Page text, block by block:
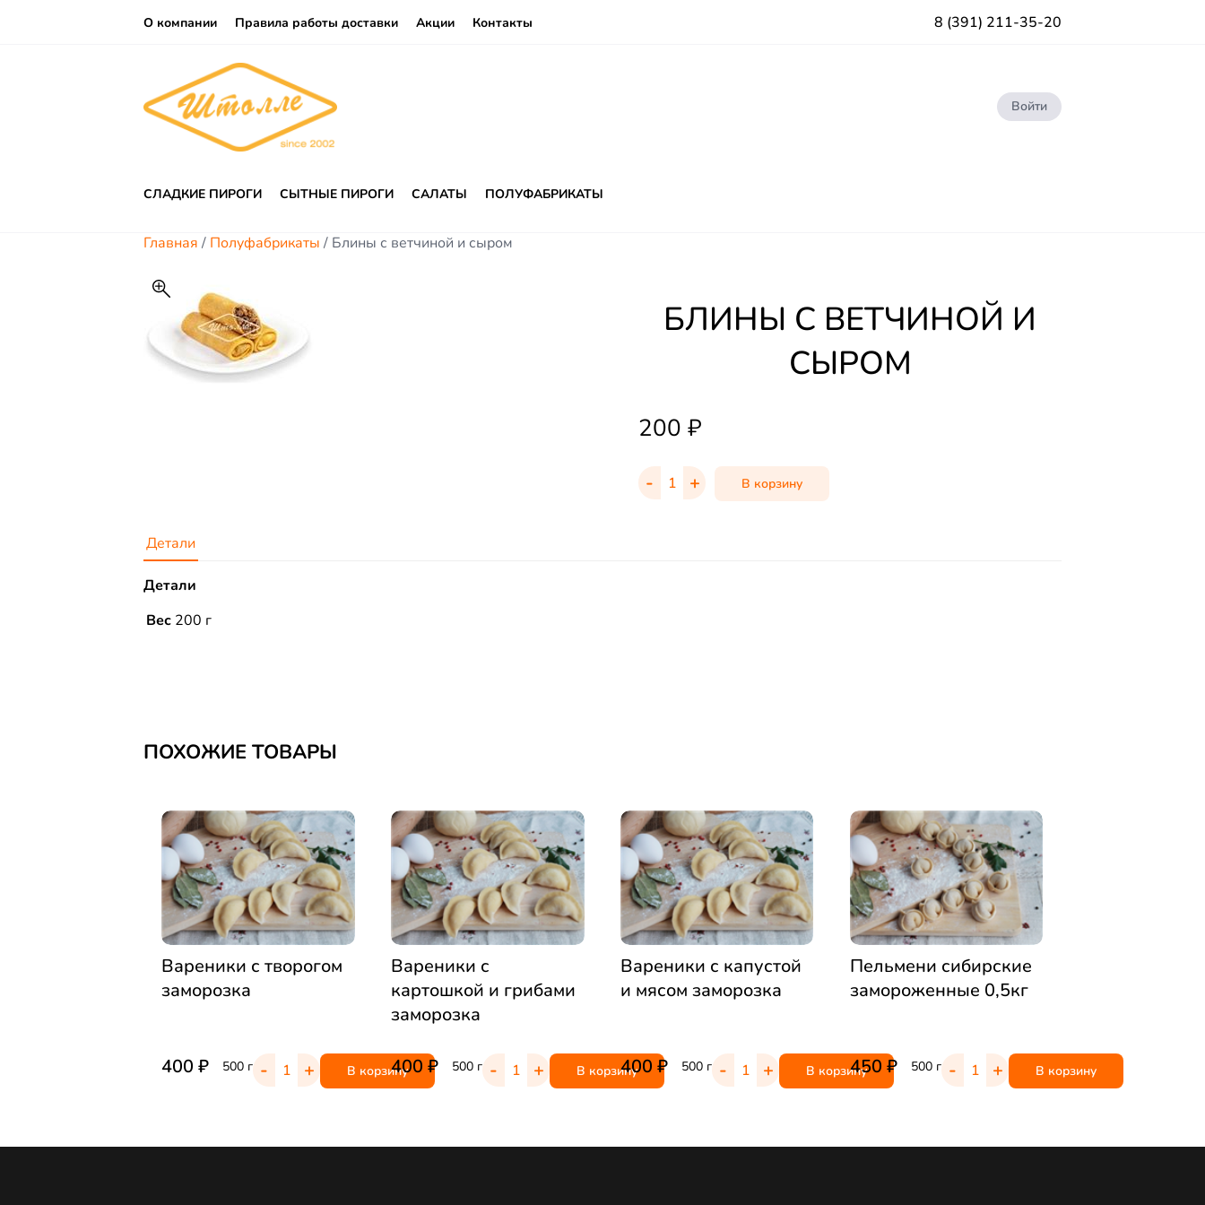
О компании Правила работы доставки Акции Контакты 8 (391) 211-35-20
Войти
СЛАДКИЕ ПИРОГИ СЫТНЫЕ ПИРОГИ САЛАТЫ ПОЛУФАБРИКАТЫ
Главная / Полуфабрикаты / Блины с ветчиной и сыром
БЛИНЫ С ВЕТЧИНОЙ И
СЫРОМ
200 ₽
- + В корзину
Детали
Детали
Вес 200 г
ПОХОЖИЕ ТОВАРЫ
Вареники с творогом
заморозка
400₽ 500 г - + В корзину
Вареники с
картошкой и грибами
заморозка
400₽ 500 г - + В корзину
Вареники с капустой
и мясом заморозка
400₽ 500 г - + В корзину
Пельмени сибирские
замороженные 0,5кг
450₽ 500 г - + В корзину